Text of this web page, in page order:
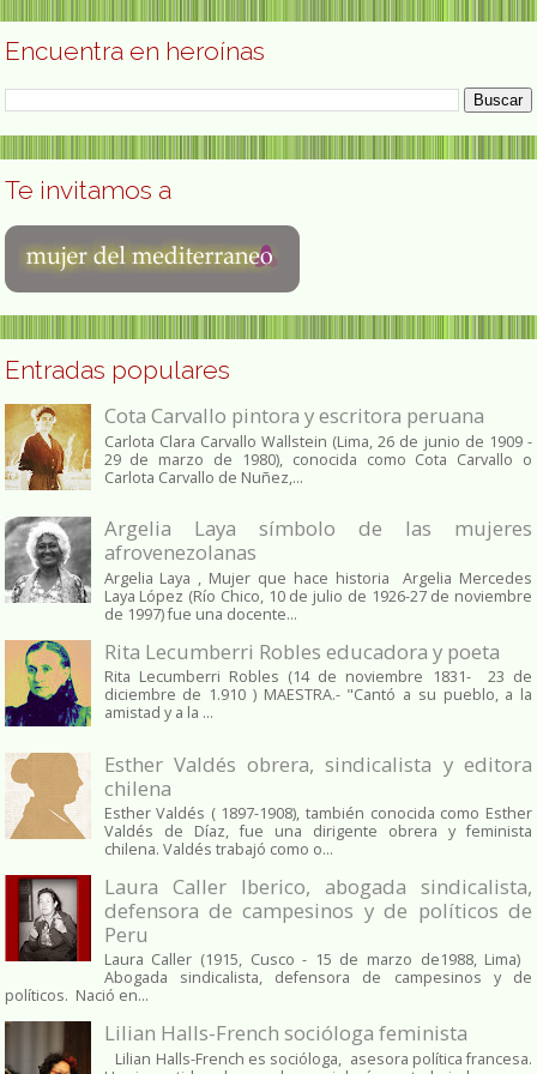
Encuentra en heroínas
Te invitamos a
Entradas populares
Cota Carvallo pintora y escritora peruana
Carlota Clara Carvallo Wallstein (Lima, 26 de junio de 1909 -
29 de marzo de 1980), conocida como Cota Carvallo o
Carlota Carvallo de Nuñez,...
Argelia Laya símbolo de las mujeres
afrovenezolanas
Argelia Laya , Mujer que hace historia Argelia Mercedes
Laya López (Río Chico, 10 de julio de 1926-27 de noviembre
de 1997) fue una docente...
Rita Lecumberri Robles educadora y poeta
Rita Lecumberri Robles (14 de noviembre 1831- 23 de
diciembre de 1.910 ) MAESTRA.- "Cantó a su pueblo, a la
amistad y a la ...
Esther Valdés obrera, sindicalista y editora
chilena
Esther Valdés ( 1897-1908), también conocida como Esther
Valdés de Díaz, fue una dirigente obrera y feminista
chilena. Valdés trabajó como o...
Laura Caller Iberico, abogada sindicalista,
defensora de campesinos y de políticos de
Peru
Laura Caller (1915, Cusco - 15 de marzo de1988, Lima)
Abogada sindicalista, defensora de campesinos y de
políticos. Nació en...
Lilian Halls-French socióloga feminista
Lilian Halls-French es socióloga, asesora política francesa.